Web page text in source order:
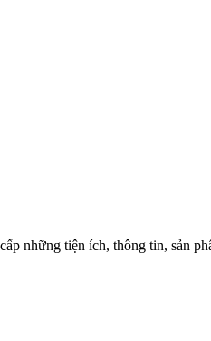
những tiện ích, thông tin, sản